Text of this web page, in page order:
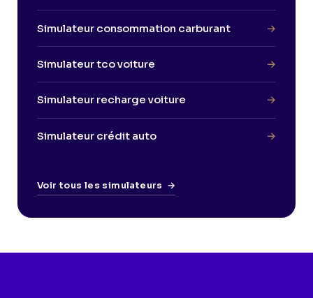
Simulateur consommation carburant →
Simulateur tco voiture →
Simulateur recharge voiture →
Simulateur crédit auto →
Voir tous les simulateurs →